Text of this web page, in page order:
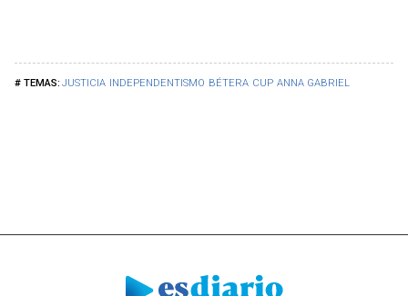
JUSTICIA INDEPENDENTISMO BÉTERA CUP ANNA GABRIEL